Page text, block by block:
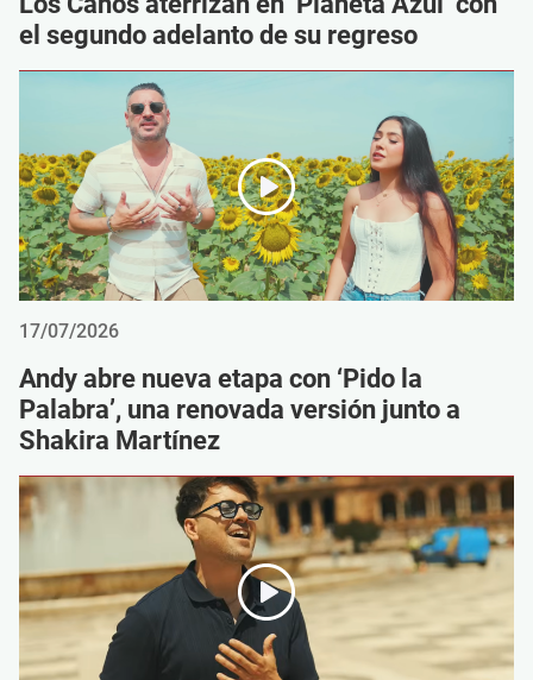
el segundo adelanto de su regreso
17/07/2026
Andy abre nueva etapa con ‘Pido la
Palabra’, una renovada versión junto a
Shakira Martínez